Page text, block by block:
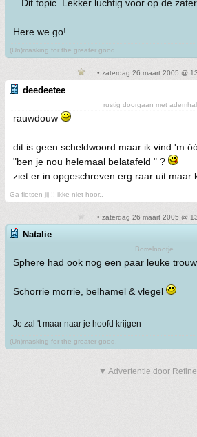
...Dit topic. Lekker luchtig voor op de
Here we go!
(Un)masking for the greater good.
• zaterdag 26 maart 2005 @
deedeetee
rustig doorgaan met
rauwdouw
dit is geen scheldwoord maar ik vind 'm
"ben je nou helemaal belatafeld " ?
ziet er in opgeschreven erg raar uit maar
Ga fietsen jij !! ikke niet hoor..
• zaterdag 26 maart 2005 @
Natalie
Borrelnootje
Sphere had ook nog een paar leuke
Schorrie morrie, belhamel & vlegel
Je zal 't maar naar je hoofd krijgen
(Un)masking for the greater good.
▼ Advertentie door